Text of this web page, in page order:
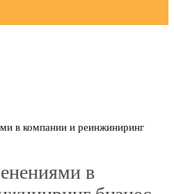
в компании и реинжиниринг
в